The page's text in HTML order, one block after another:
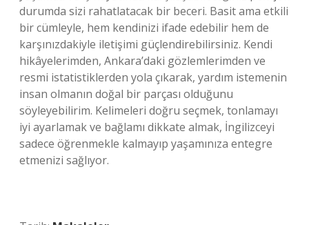
durumda sizi rahatlatacak bir beceri. Basit ama etkili
bir cümleyle, hem kendinizi ifade edebilir hem de
karşınızdakiyle iletişimi güçlendirebilirsiniz. Kendi
hikâyelerimden, Ankara’daki gözlemlerimden ve
resmi istatistiklerden yola çıkarak, yardım istemenin
insan olmanın doğal bir parçası olduğunu
söyleyebilirim. Kelimeleri doğru seçmek, tonlamayı
iyi ayarlamak ve bağlamı dikkate almak, İngilizceyi
sadece öğrenmekle kalmayıp yaşamınıza entegre
etmenizi sağlıyor.